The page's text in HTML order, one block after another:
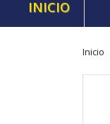
INICIO
Inicio